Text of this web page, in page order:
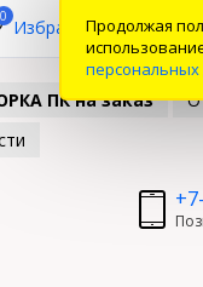
Продолжая
0 Избранные товары
ПК на заказ О